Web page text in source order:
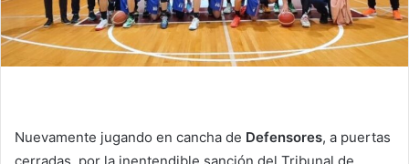
Nuevamente jugando en cancha de Defensores, a puertas